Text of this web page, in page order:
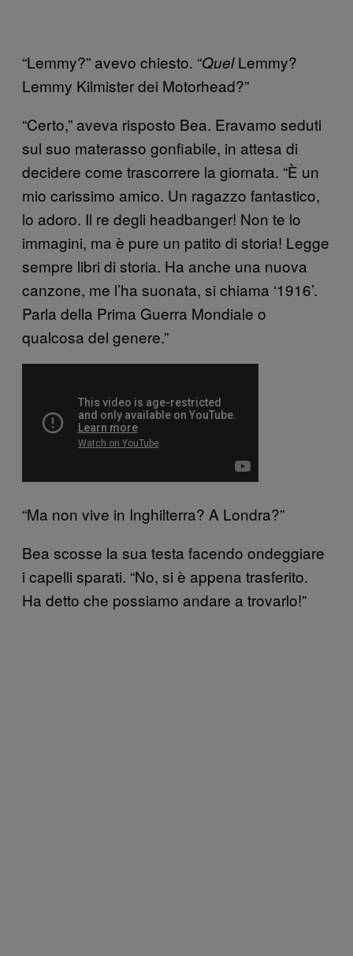
“Lemmy?” avevo chiesto. “QuelLemmy?
Lemmy Kilmister dei Motorhead?”
“Certo,” aveva risposto Bea. Eravamo seduti
sul suo materasso gonfiabile, in attesa di
decidere come trascorrere la giornata. “È un
mio carissimo amico. Un ragazzo fantastico,
lo adoro. Il re degli headbanger! Non te lo
immagini, ma è pure un patito di storia! Legge
sempre libri di storia. Ha anche una nuova
canzone, me l’ha suonata, si chiama ‘1916’.
Parla della Prima Guerra Mondiale o
qualcosa del genere.”
“Ma non vive in Inghilterra? A Londra?”
Bea scosse la sua testa facendo ondeggiare
i capelli sparati. “No, si è appena trasferito.
Ha detto che possiamo andare a trovarlo!”